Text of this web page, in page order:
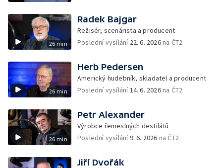
26 min
Radek Bajgar
Režisér, scenárista a producent
Poslední vysílání 22. 6. 2026na ČT2
26 min
Herb Pedersen
Americký hudebník, skladatel a producent
Poslední vysílání14. 6. 2026na ČT2
26 min
Petr Alexander
Výrobce řemeslných destilátů
Poslední vysílání9. 6. 2026 na ČT2
Jiří Dvořák